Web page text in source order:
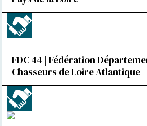
FDC 44 | Fédération
Chasseurs de Loire Atlantique